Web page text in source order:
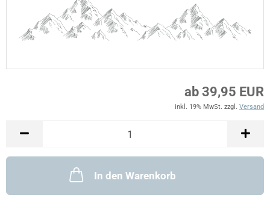
ab 39,95 EUR
inkl. 19% MwSt. zzgl. Versand
In den Warenkorb